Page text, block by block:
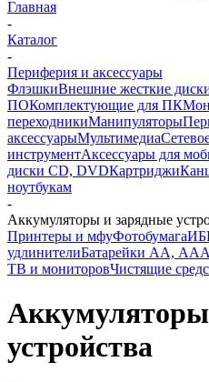
Главная
-
Каталог
-
Периферия и аксессуары
ФлэшкиВнешние жесткие
ПОКомплектующие для ПК
переходникиМанипуляторы
аксессуарыМультимедиа
инструментАксессуары для
диски CD, DVDКартриджи
ноутбукам
-
Аккумуляторы и зарядные
Принтеры и мфуФотобумага
удлинителиБатарейки АА,
ТВ и мониторовЧистящие
устройства